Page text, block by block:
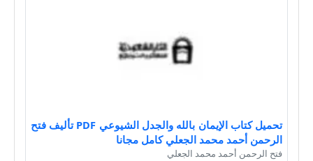
تحميل كتاب الإيمان بالله والجدل الشيوعي PDF تأليف فتح
الرحمن أحمد محمد الجعلي كامل مجانا
فتح الرحمن أحمد محمد الجعلي